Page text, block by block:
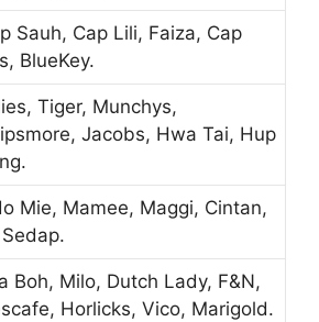
Sauh, Cap Lili, Faiza, Cap
BlueKey.
Tiger, Munchys,
Jacobs, Hwa Tai, Hup
Mie, Mamee, Maggi, Cintan,
Boh, Milo, Dutch Lady, F&N,
Horlicks, Vico, Marigold.